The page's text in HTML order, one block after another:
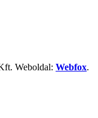
Weboldal: Webfox.